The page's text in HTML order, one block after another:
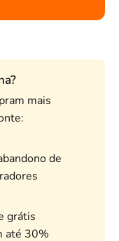
mais
de
grátis
até 30%